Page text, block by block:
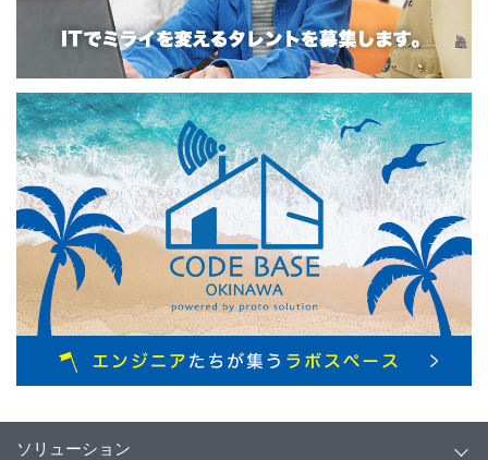
ソリューション